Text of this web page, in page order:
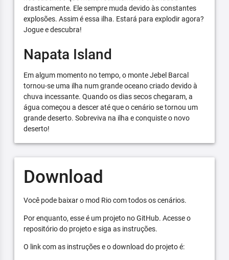
drasticamente. Ele sempre muda devido às constantes
explosões. Assim é essa ilha. Estará para explodir agora?
Jogue e descubra!
Napata Island
Em algum momento no tempo, o monte Jebel Barcal
tornou-se uma ilha num grande oceano criado devido à
chuva incessante. Quando os dias secos chegaram, a
água começou a descer até que o cenário se tornou um
grande deserto. Sobreviva na ilha e conquiste o novo
deserto!
Download
Você pode baixar o mod Rio com todos os cenários.
Por enquanto, esse é um projeto no GitHub. Acesse o
repositório do projeto e siga as instruções.
O link com as instruções e o download do projeto é: